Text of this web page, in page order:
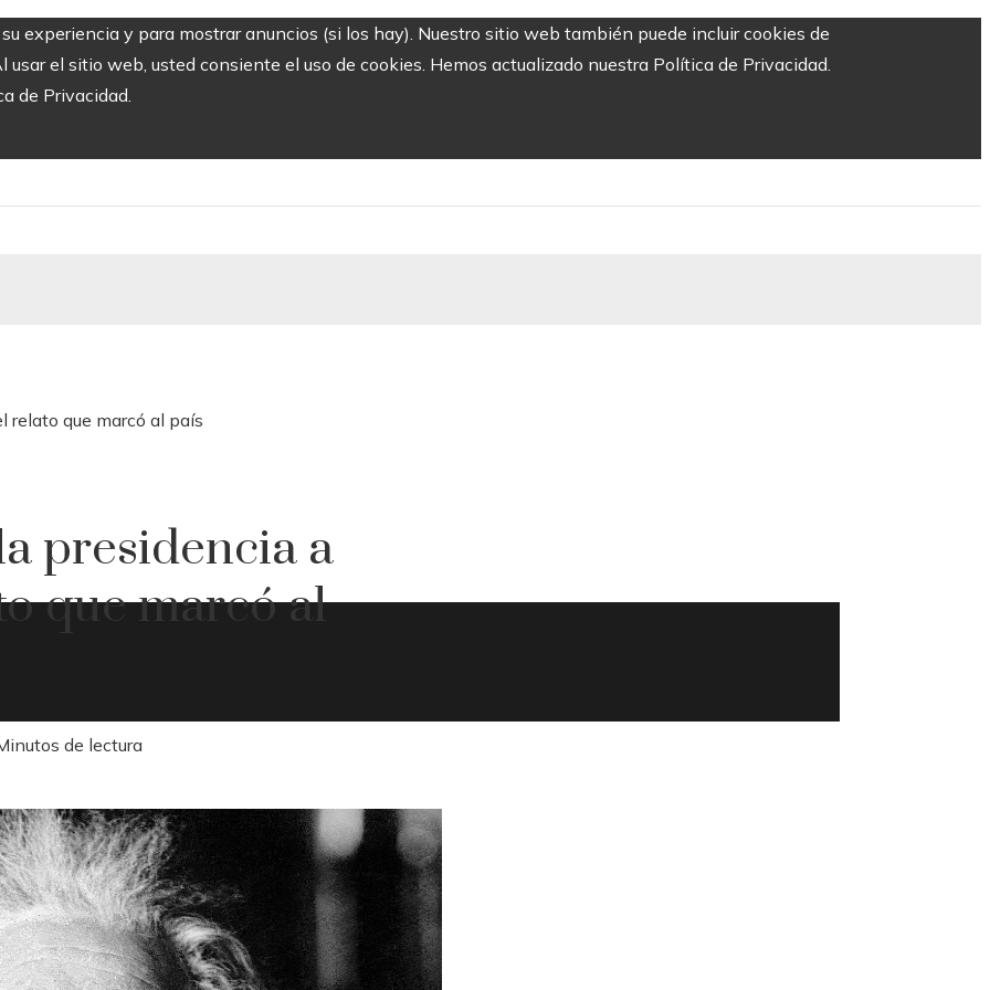
experiencia y para mostrar anuncios (si los hay). Nuestro sitio web también puede incluir cookies de
el sitio web, usted consiente el uso de cookies. Hemos actualizado nuestra Política de Privacidad.
de Privacidad.
relato que marcó al país
presidencia a
que marcó al
de lectura